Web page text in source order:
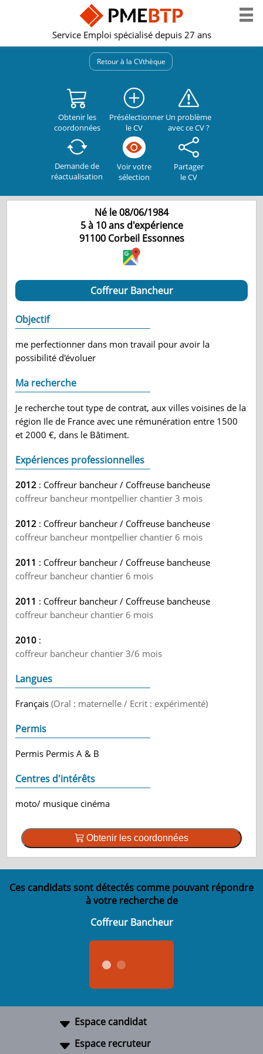
Service Emploi spécialisé depuis 27 ans
Retour à la CVthèque
Obtenir les
coordonnées
Présélectionner
le CV
Un problème
avec ce CV ?
Demande de
réactualisation
Voir votre
sélection
Partager
le CV
Né le 08/06/1984
5 à 10 ans d'expérience
91100 Corbeil Essonnes
Coffreur Bancheur
Objectif
me perfectionner dans mon travail pour avoir la
possibilité d'évoluer
Ma recherche
Je recherche tout type de contrat, aux villes voisines de la
région Ile de France avec une rémunération entre 1500
et 2000 €, dans le Bâtiment.
Expériences professionnelles
2012 : Coffreur bancheur / Coffreuse bancheuse
coffreur bancheur montpellier chantier 3 mois
2012 : Coffreur bancheur / Coffreuse bancheuse
coffreur bancheur montpellier chantier 6 mois
2011 : Coffreur bancheur / Coffreuse bancheuse
coffreur bancheur chantier 6 mois
2011 : Coffreur bancheur / Coffreuse bancheuse
coffreur bancheur chantier 6 mois
2010 :
coffreur bancheur chantier 3/6 mois
Langues
Français(Oral : maternelle / Ecrit : expérimenté)
Permis
Permis Permis A & B
Centres d'intérêts
moto/ musique cinéma
Obtenir les coordonnées
Ces candidats sont détectés comme pouvant répondre
à votre recherche de
Coffreur Bancheur
Espace candidat
Espace recruteur